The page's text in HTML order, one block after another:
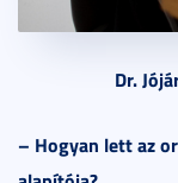
Dr.
– Hogyan lett az